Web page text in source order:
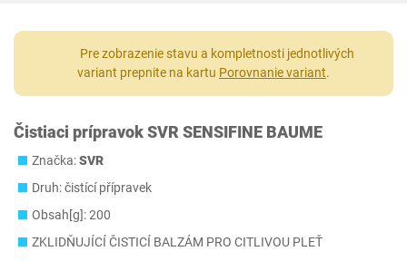
Pre zobrazenie stavu a kompletnosti jednotlivých
variant prepnite na kartu Porovnanie variant.
Čistiaci prípravok SVR SENSIFINE BAUME
Značka:SVR
Druh: čistící přípravek
Obsah[g]: 200
ZKLIDŇUJÍCÍ ČISTICÍ BALZÁM PRO CITLIVOU PLEŤ